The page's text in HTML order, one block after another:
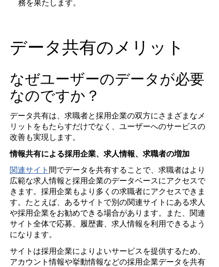
務を果たします。
データ共有のメリット
なぜユーザーのデータが必要
なのですか？
データ共有は、求職者と採用企業の双方にさまざまなメ
リットをもたらすだけでなく、ユーザーへのサービスの
改善も実現します。
情報共有による採用企業、求人情報、求職者の増加
関連サイト 間でデータを共有することで、求職者はより
広範な求人情報と採用企業のデータベースにアクセスで
きます。採用企業もより多くの求職者にアクセスできま
す。たとえば、あるサイトで別の関連サイトにある求人
や採用企業をお勧めできる場合があります。また、関連
サイト全体で応募、履歴書、求人情報を利用できるよう
になります。
サイトは採用企業によりよいサービスを提供するため、
アカウント情報や挙動情報などの採用企業データを共有